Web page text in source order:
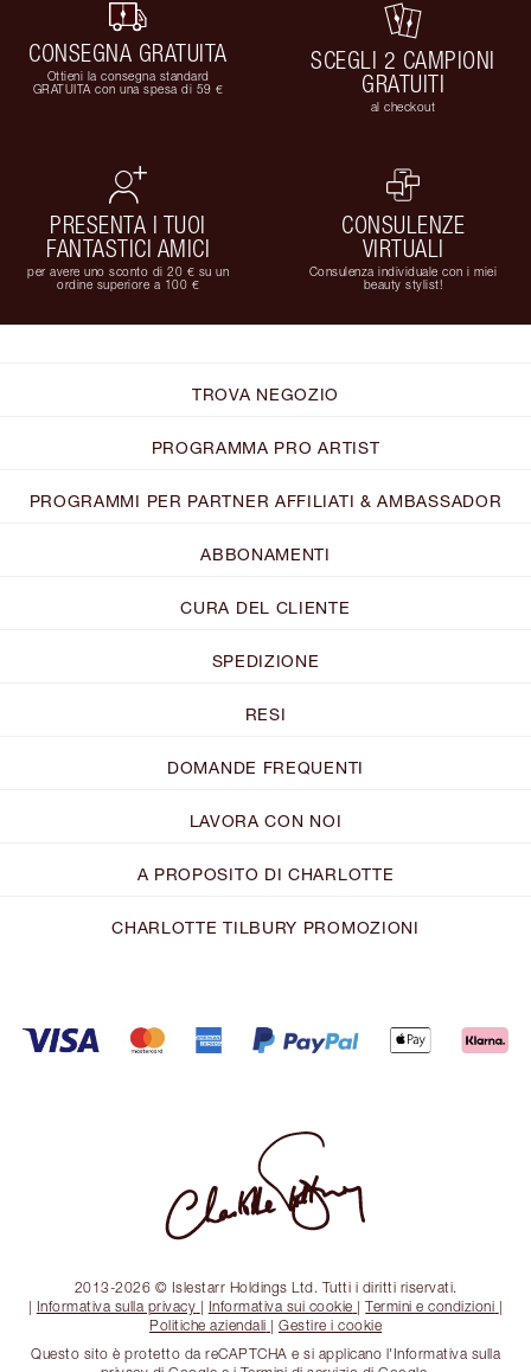
CONSEGNA GRATUITA
Ottieni la consegna standard
GRATUITA con una spesa di 59 €
SCEGLI 2 CAMPIONI
GRATUITI
al checkout
PRESENTA I TUOI
FANTASTICI AMICI
per avere uno sconto di 20 € su un
ordine superiore a 100 €
CONSULENZE
VIRTUALI
Consulenza individuale con i miei
beauty stylist!
TROVA NEGOZIO
PROGRAMMA PRO ARTIST
PROGRAMMI PER PARTNER AFFILIATI & AMBASSADOR
ABBONAMENTI
CURA DEL CLIENTE
SPEDIZIONE
RESI
DOMANDE FREQUENTI
LAVORA CON NOI
A PROPOSITO DI CHARLOTTE
CHARLOTTE TILBURY PROMOZIONI
2013-2026 © Islestarr Holdings Ltd. Tutti i diritti riservati.
| Informativa sulla privacy | Informativa sui cookie |Termini e condizioni |
Politiche aziendali | Gestire i cookie
Questo sito è protetto da reCAPTCHA e si applicano l'Informativa sulla